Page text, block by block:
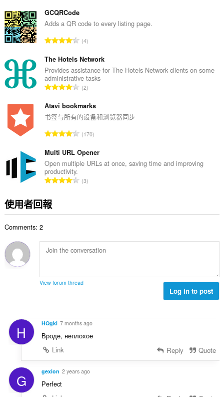
的
總
數
GCQRCode
Adds a QR code to every listing page.
評
的
總
次
數
4
The Hotels Network
Provides assistance for The Hotels Network clients on some
administrative tasks
評
的
總
數
2
Atavi bookmarks
书签与所有的设备和浏览器同步
評
的
總
數
170
Multi URL Opener
Open multiple URLs at once, saving time and improving
productivity.
評
:
3
使用者回報
Comments: 2
View forum thread
Log in to post
H HOgki 7 months ago
Вроде, неплохое
Link
Reply Quote
G gexion 2 years ago
Perfect